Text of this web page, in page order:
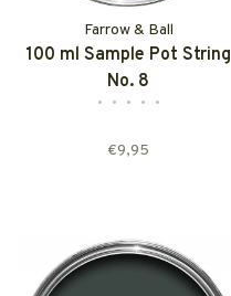
Farrow & Ball
100 ml Sample Pot String
No. 8
• • • • •
€9,95